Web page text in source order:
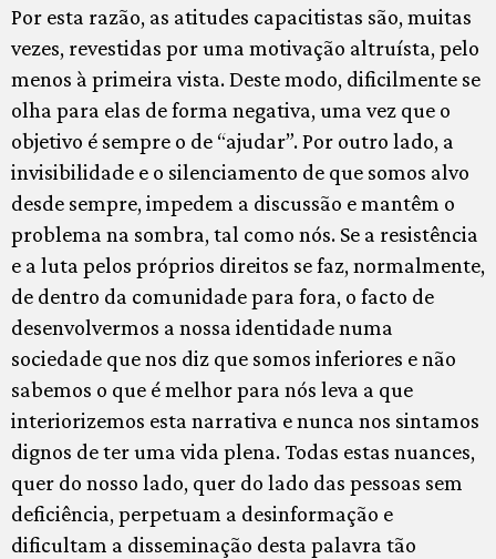
Por esta razão, as atitudes capacitistas são, muitas
vezes, revestidas por uma motivação altruísta, pelo
menos à primeira vista. Deste modo, dificilmente se
olha para elas de forma negativa, uma vez que o
objetivo é sempre o de “ajudar”. Por outro lado, a
invisibilidade e o silenciamento de que somos alvo
desde sempre, impedem a discussão e mantêm o
problema na sombra, tal como nós. Se a resistência
e a luta pelos próprios direitos se faz, normalmente,
de dentro da comunidade para fora, o facto de
desenvolvermos a nossa identidade numa
sociedade que nos diz que somos inferiores e não
sabemos o que é melhor para nós leva a que
interiorizemos esta narrativa e nunca nos sintamos
dignos de ter uma vida plena. Todas estas nuances,
quer do nosso lado, quer do lado das pessoas sem
deficiência, perpetuam a desinformação e
dificultam a disseminação desta palavra tão